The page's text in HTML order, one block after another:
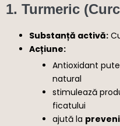
1. Turmeric
Substanță activă:
Acțiune:
Antioxidant
natural
stimulează
ficatului
ajută la